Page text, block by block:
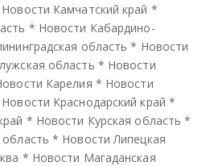
Новости Камчатский край *
* Новости Кабардино-
область * Новости
область * Новости
Карелия * Новости
Новости Краснодарский край *
* Новости Курская область *
* Новости Липецкая
* Новости Магаданская